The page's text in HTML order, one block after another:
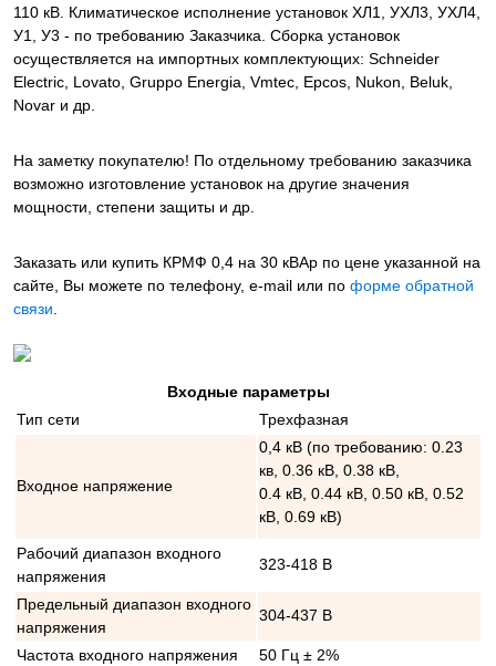
110 кВ. Климатическое исполнение установок ХЛ1, УХЛ3, УХЛ4,
У1, У3 - по требованию Заказчика. Сборка установок
осуществляется на импортных комплектующих: Schneider
Electric, Lovato, Gruppo Energia, Vmtec, Epcos, Nukon, Beluk,
Novar и др.
На заметку покупателю! По отдельному требованию заказчика
возможно изготовление установок на другие значения
мощности, степени защиты и др.
Заказать или купить КРМФ 0,4 на 30 кВАр по цене указанной на
сайте, Вы можете по телефону, e-mail или по форме обратной
связи.
Входные параметры
Тип сети
Трехфазная
Входное напряжение
0,4 кВ (по требованию: 0.23
кв, 0.36 кВ, 0.38 кВ,
0.4 кВ, 0.44 кВ, 0.50 кВ, 0.52
кВ, 0.69 кВ)
Рабочий диапазон входного
напряжения
323-418 В
Предельный диапазон входного
напряжения
304-437 В
Частота входного напряжения
50 Гц ± 2%